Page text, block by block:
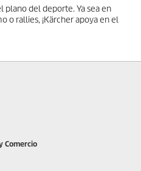
plano del deporte. Ya sea en
o rallies, ¡Kärcher apoya en el